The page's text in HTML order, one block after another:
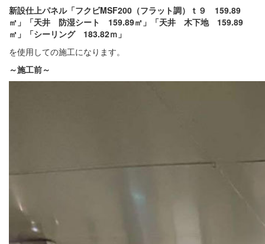
新設仕上パネル「フクビMSF200（フラット調）ｔ９ 159.89
㎡」「天井 防湿シート 159.89㎡」「天井 木下地 159.89
㎡」「シーリング 183.82ｍ」
を使用しての施工になります。
～施工前～